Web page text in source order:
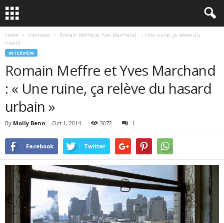
Home Interview
Romain Meffre et Yves Marchand : « Une ruine, ça relève du
hasard...
INTERVIEW
Romain Meffre et Yves Marchand
: « Une ruine, ça relève du hasard
urbain »
By Molly Benn - Oct 1, 2014 3072 1
Facebook Twitter